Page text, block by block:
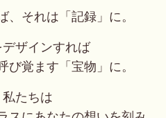
、それは「記録」に。
ザインすれば
び覚ます「宝物」に。
私たちは